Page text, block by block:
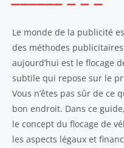
Le monde de la publicité
des méthodes
aujourd’hui est le flocage
subtile qui repose sur le
Vous n’êtes pas sûr de ce
bon endroit. Dans ce
le concept du flocage de
les aspects légaux et